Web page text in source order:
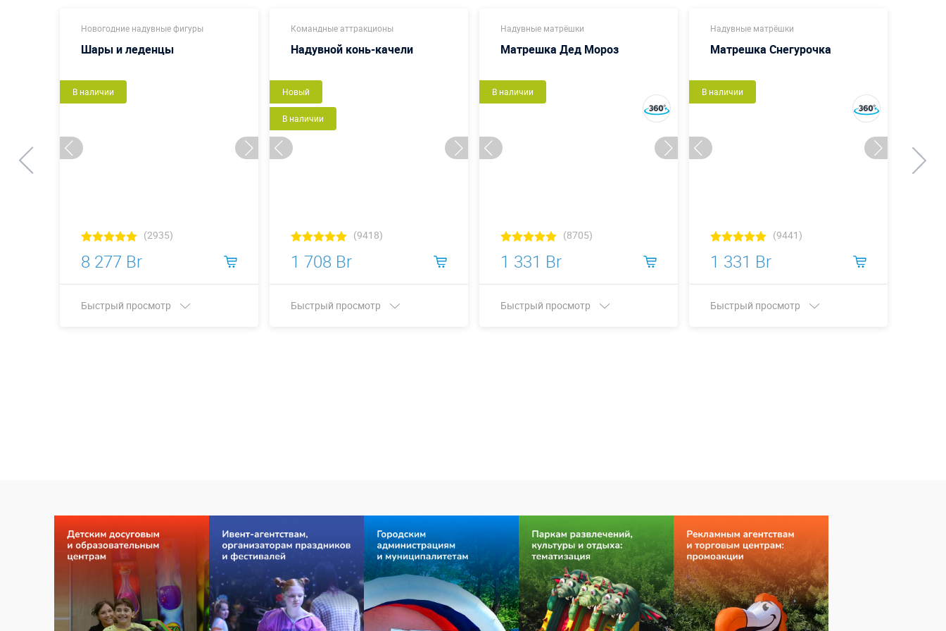
Новогодние надувные фигуры
Шары и леденцы
В наличии
(2935)
8 277 Br
Быстрый просмотр
Командные аттракционы
Надувной конь-качели
Новый
В наличии
(9418)
1 708 Br
Быстрый просмотр
Надувные матрёшки
Матрешка Дед Мороз
В наличии
(8705)
1 331 Br
Быстрый просмотр
Надувные матрёшки
Матрешка Снегурочка
В наличии
(9441)
1 331 Br
Быстрый просмотр